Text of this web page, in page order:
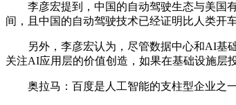
李彦宏提到，中国的自动驾驶生态与美国有
间，且中国的自动驾驶技术已经证明比人类开
另外，李彦宏认为，尽管数据中心和AI基础
关注AI应用层的价值创造，如果在基础设施层
奥拉马：百度是人工智能的支柱型企业之一